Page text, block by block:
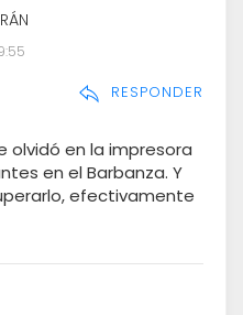
RESPONDER
olvidó en la impresora
en el Barbanza. Y
efectivamente